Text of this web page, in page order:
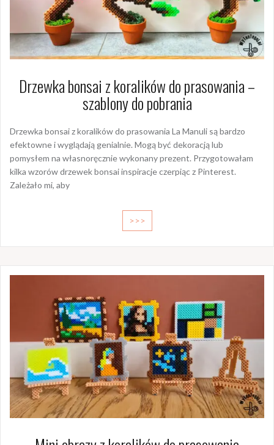
Drzewka bonsai z koralików do prasowania –
szablony do pobrania
Drzewka bonsai z koralików do prasowania La Manuli są bardzo
efektowne i wyglądają genialnie. Mogą być dekoracją lub
pomysłem na własnoręcznie wykonany prezent. Przygotowałam
kilka wzorów drzewek bonsai inspiracje czerpiąc z Pinterest.
Zależało mi, aby
>>>